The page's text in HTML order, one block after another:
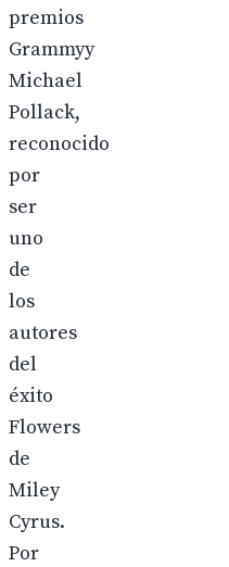
premios
Grammyy
Michael
Pollack,
reconocido
por
ser
uno
de
los
autores
del
éxito
Flowers
de
Miley
Cyrus.
Por